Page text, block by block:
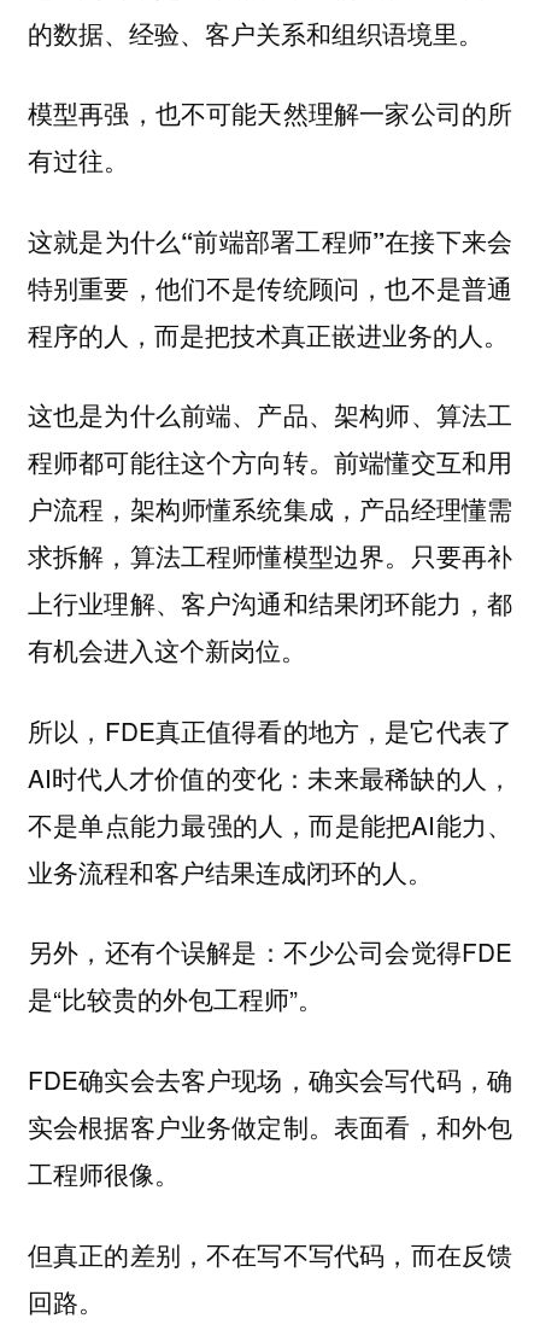
的数据、经验、客户关系和组织语境里。
模型再强，也不可能天然理解一家公司的所
有过往。
这就是为什么“前端部署工程师”在接下来会
特别重要，他们不是传统顾问，也不是普通
程序的人，而是把技术真正嵌进业务的人。
这也是为什么前端、产品、架构师、算法工
程师都可能往这个方向转。前端懂交互和用
户流程，架构师懂系统集成，产品经理懂需
求拆解，算法工程师懂模型边界。只要再补
上行业理解、客户沟通和结果闭环能力，都
有机会进入这个新岗位。
所以，FDE真正值得看的地方，是它代表了
AI时代人才价值的变化：未来最稀缺的人，
不是单点能力最强的人，而是能把AI能力、
业务流程和客户结果连成闭环的人。
另外，还有个误解是：不少公司会觉得FDE
是“比较贵的外包工程师”。
FDE确实会去客户现场，确实会写代码，确
实会根据客户业务做定制。表面看，和外包
工程师很像。
但真正的差别，不在写不写代码，而在反馈
回路。